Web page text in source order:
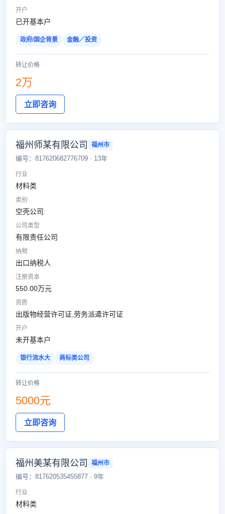
开户
已开基本户
政府/国企背景 金融／投资
转让价格
2万
立即咨询
福州师某有限公司 福州市
编号：817620682776709 · 13年
行业
材料类
类别
空壳公司
公司类型
有限责任公司
纳税
出口纳税人
注册资本
550.00万元
资质
出版物经营许可证,劳务派遣许可证
开户
未开基本户
银行流水大 商标类公司
转让价格
5000元
立即咨询
福州美某有限公司 福州市
编号：817620535455877 · 9年
行业
材料类